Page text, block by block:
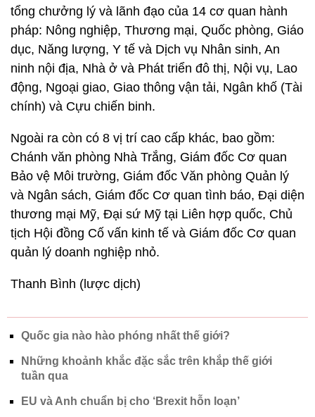
tổng chưởng lý và lãnh đạo của 14 cơ quan hành
pháp: Nông nghiệp, Thương mại, Quốc phòng, Giáo
dục, Năng lượng, Y tế và Dịch vụ Nhân sinh, An
ninh nội địa, Nhà ở và Phát triển đô thị, Nội vụ, Lao
động, Ngoại giao, Giao thông vận tải, Ngân khố (Tài
chính) và Cựu chiến binh.
Ngoài ra còn có 8 vị trí cao cấp khác, bao gồm:
Chánh văn phòng Nhà Trắng, Giám đốc Cơ quan
Bảo vệ Môi trường, Giám đốc Văn phòng Quản lý
và Ngân sách, Giám đốc Cơ quan tình báo, Đại diện
thương mại Mỹ, Đại sứ Mỹ tại Liên hợp quốc, Chủ
tịch Hội đồng Cố vấn kinh tế và Giám đốc Cơ quan
quản lý doanh nghiệp nhỏ.
Thanh Bình (lược dịch)
Quốc gia nào hào phóng nhất thế giới?
Những khoảnh khắc đặc sắc trên khắp thế giới
tuần qua
EU và Anh chuẩn bị cho ‘Brexit hỗn loạn’